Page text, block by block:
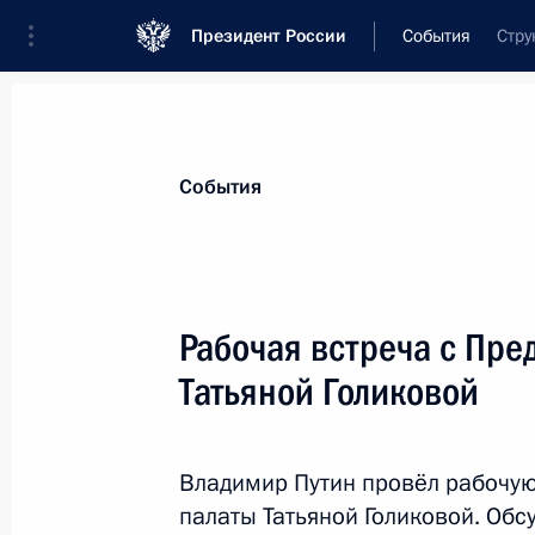
Президент России События
Новости
Совещание с постоянными членами
События
Рабочая встреча с
Татьяной Голиковой
Владимир Путин провёл
палаты Татьяной Голиковой.